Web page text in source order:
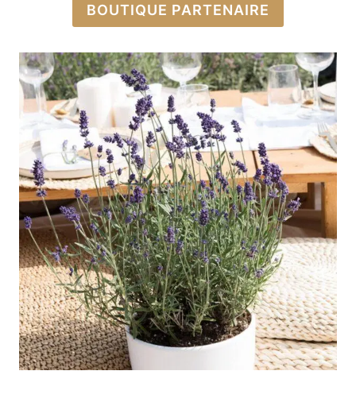
BOUTIQUE PARTENAIRE